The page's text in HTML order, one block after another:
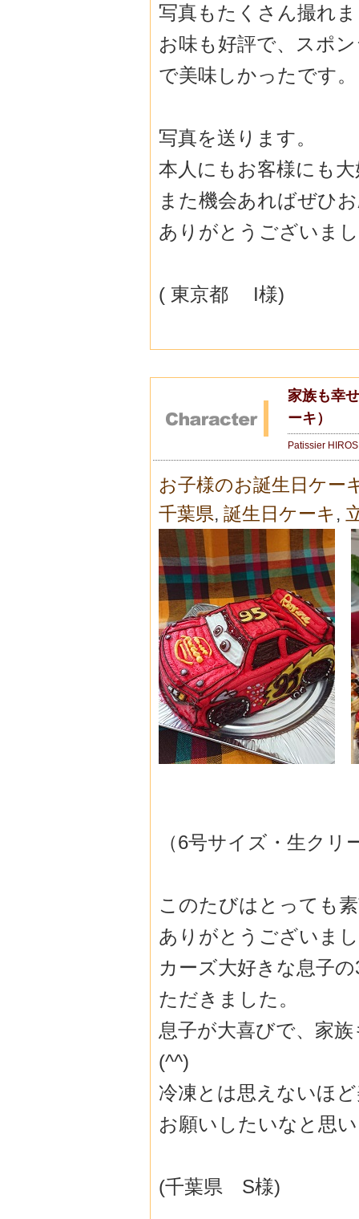
写真もたくさん撮れ
お味も好評で、スポ
で美味しかったです。
写真を送ります。
本人にもお客様にも
また機会あればぜひ
ありがとうございま
( 東京都 I様)
家族も幸
ーキ）
Patissier
お子様のお誕生日ケー
千葉県, 誕生日ケーキ ,
（6号サイズ・生クリ
このたびはとっても
ありがとうございま
カーズ大好きな息子
ただきました 。
息子が大喜びで、家
(^^)
冷凍とは思えないほ
お願いしたいなと思
(千葉県 S様)